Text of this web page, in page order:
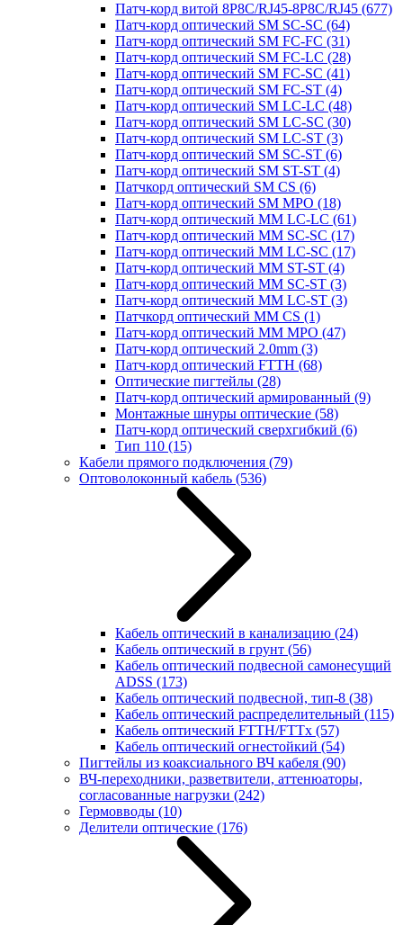
Патч-корд витой 8P8C/RJ45-8P8C/RJ45 (677)
Патч-корд оптический SM SC-SC (64)
Патч-корд оптический SM FC-FC (31)
Патч-корд оптический SM FC-LC (28)
Патч-корд оптический SM FC-SC (41)
Патч-корд оптический SM FC-ST (4)
Патч-корд оптический SM LC-LC (48)
Патч-корд оптический SM LC-SC (30)
Патч-корд оптический SM LC-ST (3)
Патч-корд оптический SM SC-ST (6)
Патч-корд оптический SM ST-ST (4)
Патчкорд оптический SM CS (6)
Патч-корд оптический SM MPO (18)
Патч-корд оптический MM LC-LC (61)
Патч-корд оптический MM SC-SC (17)
Патч-корд оптический MM LC-SC (17)
Патч-корд оптический MM ST-ST (4)
Патч-корд оптический MM SC-ST (3)
Патч-корд оптический MM LC-ST (3)
Патчкорд оптический MM CS (1)
Патч-корд оптический MM MPO (47)
Патч-корд оптический 2.0mm (3)
Патч-корд оптический FTTH (68)
Оптические пигтейлы (28)
Патч-корд оптический армированный (9)
Монтажные шнуры оптические (58)
Патч-корд оптический сверхгибкий (6)
Тип 110 (15)
Кабели прямого подключения (79)
Оптоволоконный кабель (536)
Кабель оптический в канализацию (24)
Кабель оптический в грунт (56)
Кабель оптический подвесной самонесущий
ADSS (173)
Кабель оптический подвесной, тип-8 (38)
Кабель оптический распределительный (115)
Кабель оптический FTTH/FTTx (57)
Кабель оптический огнестойкий (54)
Пигтейлы из коаксиального ВЧ кабеля (90)
ВЧ-переходники, разветвители, аттенюаторы,
согласованные нагрузки (242)
Гермовводы (10)
Делители оптические (176)